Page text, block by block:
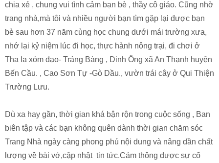
chia xẻ , chung vui tình cảm bạn bè , thầy cô giáo. Cũng nhờ
trang nhà,mà tôi và nhiều người bạn tìm gặp lại được bạn
bè sau hơn 37 năm cùng học chung dưới mái trường xưa,
nhớ lại kỷ niệm lúc đi học, thực hành nông trại, đi chơi ở
Tha la xóm đạo- Trảng Bàng , Dinh Ông xã An Thạnh huyện
Bến Cầu. , Cao Sơn Tự -Gò Dầu., vườn trái cây ở Qui Thiện
Trường Lưu.
Dù xa hay gần, thời gian khá bận rộn trong cuộc sống , Ban
biên tập và các bạn không quên dành thời gian chăm sóc
Trang Nhà ngày càng phong phú nội dung và nâng dần chất
lượng về bài vở,cập nhật tin tức.Cảm thông được sự cố